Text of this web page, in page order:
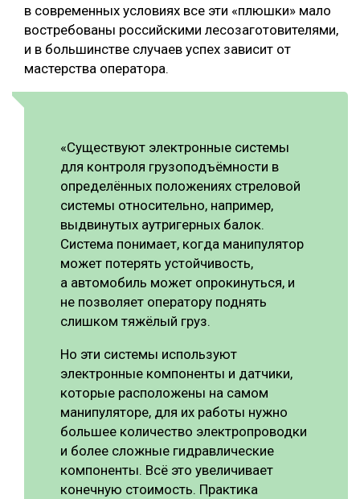
в современных условиях все эти «плюшки» мало
востребованы российскими лесозаготовителями,
и в большинстве случаев успех зависит от
мастерства оператора.
«Существуют электронные системы
для контроля грузоподъёмности в
определённых положениях стреловой
системы относительно, например,
выдвинутых аутригерных балок.
Система понимает, когда манипулятор
может потерять устойчивость,
а автомобиль может опрокинуться, и
не позволяет оператору поднять
слишком тяжёлый груз.
Но эти системы используют
электронные компоненты и датчики,
которые расположены на самом
манипуляторе, для их работы нужно
большее количество электропроводки
и более сложные гидравлические
компоненты. Всё это увеличивает
конечную стоимость. Практика